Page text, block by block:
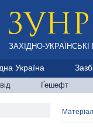
ЗАХІДНО-
Україна
Ґешефт